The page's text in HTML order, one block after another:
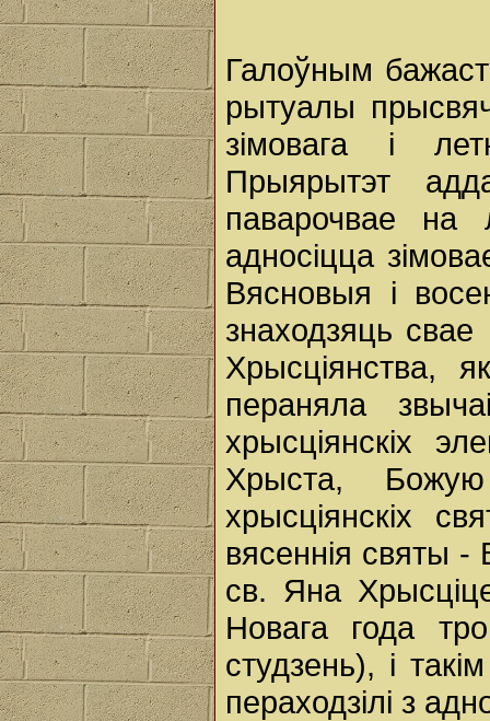
Галоўным
рытуалы
зімовага і
Прыярытэт
паварочвае на
адносіцца
Вясновыя і
знаходзяць
Хрысціянства,
пераняла
хрысціянскіх
Хрыста,
хрысціянскіх
вясеннія святы -
св. Яна
Новага года
студзень), і
пераходзілі з